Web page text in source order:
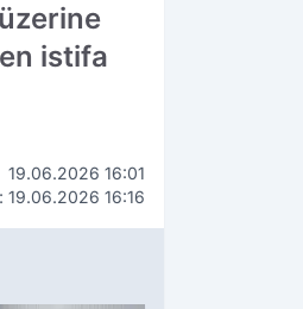
istifa
19.06.2026 16:01
19.06.2026 16:16